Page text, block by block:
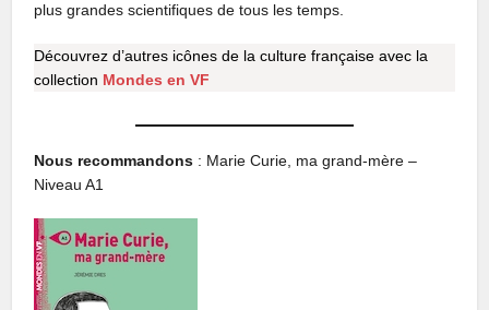
plus grandes scientifiques de tous les temps.
Découvrez d’autres icônes de la culture française avec la
collection Mondes en VF
Nous recommandons : Marie Curie, ma grand-mère –
Niveau A1